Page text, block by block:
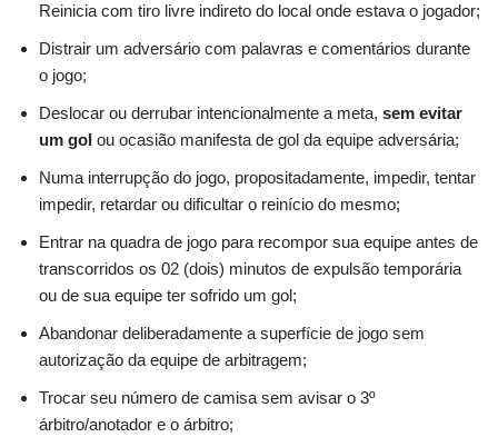
Reinicia com tiro livre indireto do local onde estava o jogador;
Distrair um adversário com palavras e comentários durante
o jogo;
Deslocar ou derrubar intencionalmente a meta, sem evitar
um gol ou ocasião manifesta de gol da equipe adversária;
Numa interrupção do jogo, propositadamente, impedir, tentar
impedir, retardar ou dificultar o reinício do mesmo;
Entrar na quadra de jogo para recompor sua equipe antes de
transcorridos os 02 (dois) minutos de expulsão temporária
ou de sua equipe ter sofrido um gol;
Abandonar deliberadamente a superfície de jogo sem
autorização da equipe de arbitragem;
Trocar seu número de camisa sem avisar o 3º
árbitro/anotador e o árbitro;